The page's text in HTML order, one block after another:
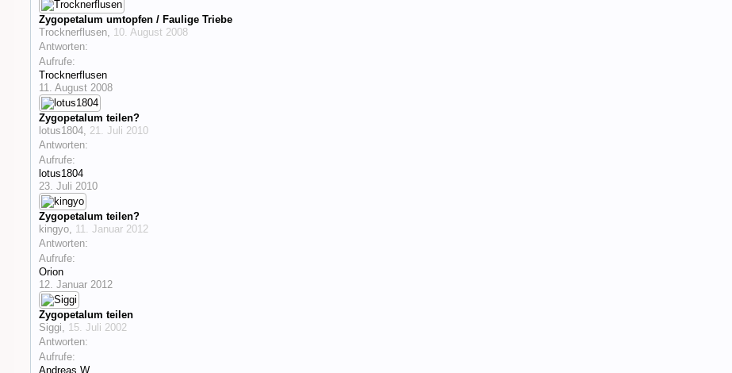
Zygopetalum umtopfen / Faulige Triebe
Trocknerflusen, 10. August 2008
Antworten:
Aufrufe:
Trocknerflusen
11. August 2008
Zygopetalum teilen?
lotus1804, 21. Juli 2010
Antworten:
Aufrufe:
lotus1804
23. Juli 2010
Zygopetalum teilen?
kingyo, 11. Januar 2012
Antworten:
Aufrufe:
Orion
12. Januar 2012
Zygopetalum teilen
Siggi, 15. Juli 2002
Antworten:
Aufrufe:
Andreas W.